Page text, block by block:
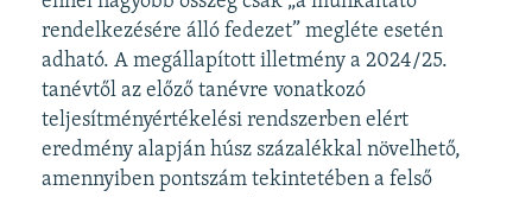
rendelkezésére álló fedezet” megléte esetén
adható. A megállapított illetmény a 2024/25.
tanévtől az előző tanévre vonatkozó
teljesítményértékelési rendszerben elért
eredmény alapján húsz százalékkal növelhető,
amennyiben pontszám tekintetében a felső